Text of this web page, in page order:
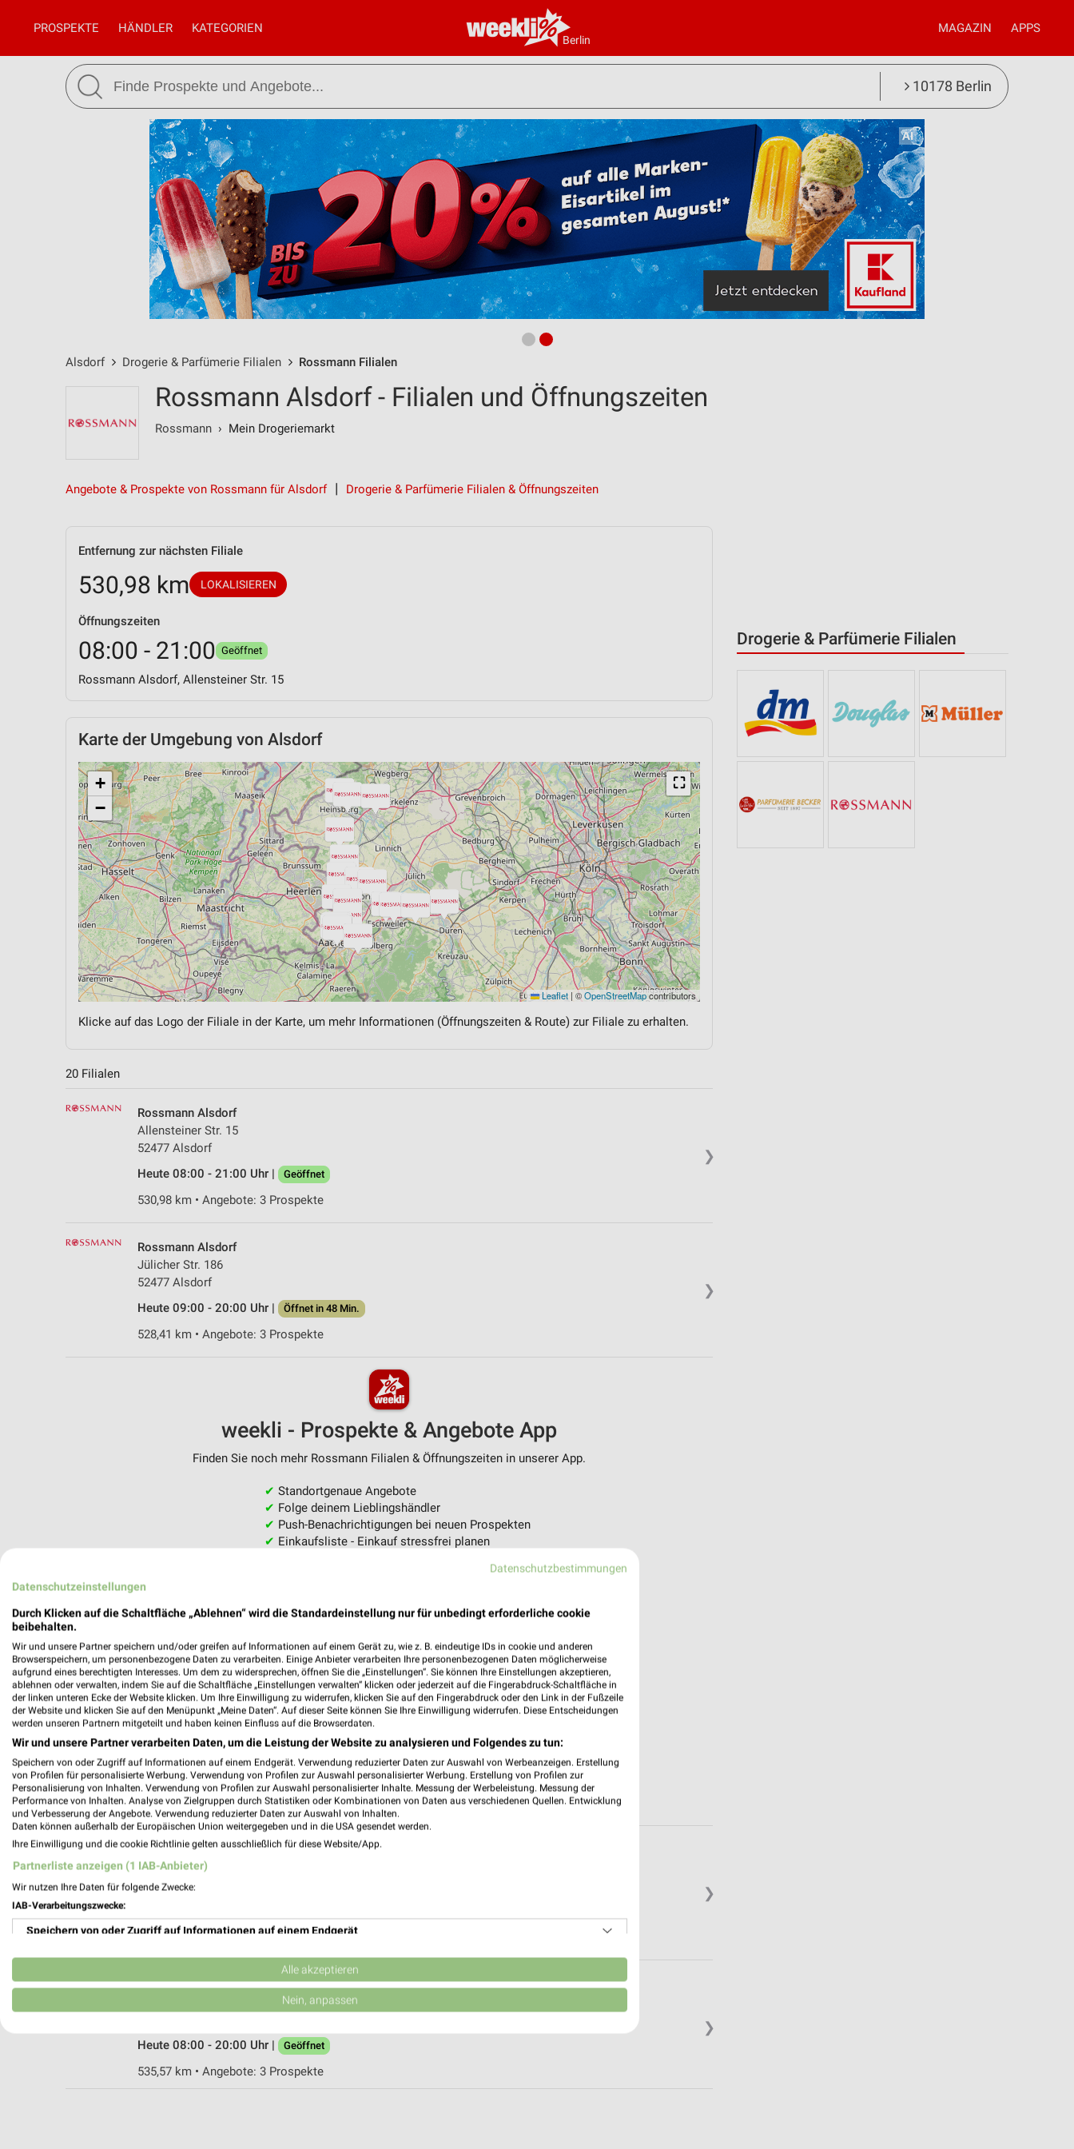
Berlin
PROSPEKTE HÄNDLER KATEGORIEN MAGAZIN APPS
10178 Berlin
Alsdorf Drogerie & Parfümerie Filialen Rossmann Filialen
Drogerie & Parfümerie Filialen
Rossmann Alsdorf - Filialen und Öffnungszeiten
Rossmann › Mein Drogeriemarkt
Angebote & Prospekte von Rossmann für Alsdorf Drogerie & Parfümerie Filialen & Öffnungszeiten
Entfernung zur nächsten Filiale
530,98 km LOKALISIEREN
Öffnungszeiten
08:00 - 21:00 Geöffnet
Rossmann Alsdorf, Allensteiner Str. 15
Karte der Umgebung von Alsdorf
⛶
+
−
Leaflet | ©OpenStreetMapcontributors
Klicke auf das Logo der Filiale in der Karte, um mehr Informationen (Öffnungszeiten & Route) zur Filiale zu erhalten.
20 Filialen
❯
Rossmann Alsdorf
Allensteiner Str. 15
52477 Alsdorf
Heute 08:00 - 21:00 Uhr |
Geöffnet
530,98 km • Angebote: 3 Prospekte
❯
Rossmann Alsdorf
Jülicher Str. 186
52477 Alsdorf
Heute 09:00 - 20:00 Uhr |
Öffnet in 48 Min.
528,41 km • Angebote: 3 Prospekte
weekli - Prospekte & Angebote App
Finden Sie noch mehr Rossmann Filialen & Öffnungszeiten in unserer App.
✔ Standortgenaue Angebote
✔ Folge deinem Lieblingshändler
✔ Push-Benachrichtigungen bei neuen Prospekten
✔ Einkaufsliste - Einkauf stressfrei planen
Nutze weekli auch mobil – App jetzt laden oder QR-Code scannen.
❯
Rossmann Herzogenrath
Kirchrather Str. 88
52134 Herzogenrath
534,68 km • Angebote: 3 Prospekte
❯
Rossmann Würselen
Heute 08:00 - 20:00 Uhr |
Geöffnet
535,57 km • Angebote: 3 Prospekte
Datenschutzbestimmungen
Datenschutzeinstellungen
Durch Klicken auf die Schaltfläche „Ablehnen“ wird die Standardeinstellung nur für unbedingt erforderliche cookie
beibehalten.
Wir und unsere Partner speichern und/oder greifen auf Informationen auf einem Gerät zu, wie z. B. eindeutige IDs in cookie und anderen
Browserspeichern, um personenbezogene Daten zu verarbeiten. Einige Anbieter verarbeiten Ihre personenbezogenen Daten möglicherweise
aufgrund eines berechtigten Interesses. Um dem zu widersprechen, öffnen Sie die „Einstellungen“. Sie können Ihre Einstellungen akzeptieren,
ablehnen oder verwalten, indem Sie auf die Schaltfläche „Einstellungen verwalten“ klicken oder jederzeit auf die Fingerabdruck-Schaltfläche in
der linken unteren Ecke der Website klicken. Um Ihre Einwilligung zu widerrufen, klicken Sie auf den Fingerabdruck oder den Link in der Fußzeile
der Website und klicken Sie auf den Menüpunkt „Meine Daten“. Auf dieser Seite können Sie Ihre Einwilligung widerrufen. Diese Entscheidungen
werden unseren Partnern mitgeteilt und haben keinen Einfluss auf die Browserdaten.
Wir und unsere Partner verarbeiten Daten, um die Leistung der Website zu analysieren und Folgendes zu tun:
Speichern von oder Zugriff auf Informationen auf einem Endgerät. Verwendung reduzierter Daten zur Auswahl von Werbeanzeigen. Erstellung
von Profilen für personalisierte Werbung. Verwendung von Profilen zur Auswahl personalisierter Werbung. Erstellung von Profilen zur
Personalisierung von Inhalten. Verwendung von Profilen zur Auswahl personalisierter Inhalte. Messung der Werbeleistung. Messung der
Performance von Inhalten. Analyse von Zielgruppen durch Statistiken oder Kombinationen von Daten aus verschiedenen Quellen. Entwicklung
und Verbesserung der Angebote. Verwendung reduzierter Daten zur Auswahl von Inhalten.
Daten können außerhalb der Europäischen Union weitergegeben und in die USA gesendet werden.
Ihre Einwilligung und die cookie Richtlinie gelten ausschließlich für diese Website/App.
Partnerliste anzeigen (1 IAB-Anbieter)
Wir nutzen Ihre Daten für folgende Zwecke:
IAB-Verarbeitungszwecke:
Speichern von oder Zugriff auf Informationen auf einem Endgerät
Verwendung reduzierter Daten zur Auswahl von Werbeanzeigen
Erstellung von Profilen für personalisierte Werbung
Alle akzeptieren
Nein, anpassen